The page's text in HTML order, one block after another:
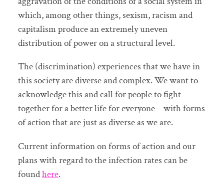
which, among other things, sexism, racism and
capitalism produce an extremely uneven
distribution of power on a structural level.
The (discrimination) experiences that we have in
this society are diverse and complex. We want to
acknowledge this and call for people to fight
together for a better life for everyone – with forms
of action that are just as diverse as we are.
Current information on forms of action and our
plans with regard to the infection rates can be
foundhere.